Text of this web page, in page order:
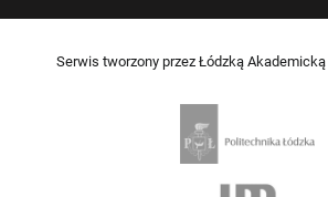
Serwis tworzony przez Łódzką